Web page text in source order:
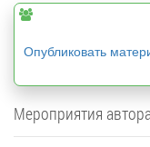
Опубликовать
Мероприятия автора